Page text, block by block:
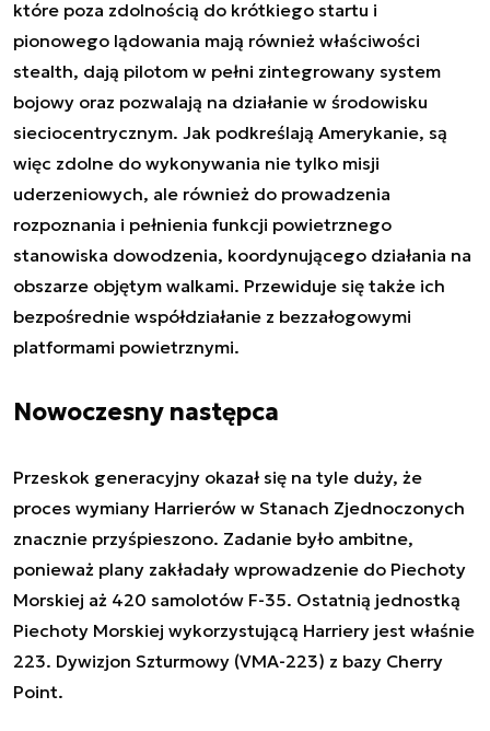
które poza zdolnością do krótkiego startu i
pionowego lądowania mają również właściwości
stealth, dają pilotom w pełni zintegrowany system
bojowy oraz pozwalają na działanie w środowisku
sieciocentrycznym. Jak podkreślają Amerykanie, są
więc zdolne do wykonywania nie tylko misji
uderzeniowych, ale również do prowadzenia
rozpoznania i pełnienia funkcji powietrznego
stanowiska dowodzenia, koordynującego działania na
obszarze objętym walkami. Przewiduje się także ich
bezpośrednie współdziałanie z bezzałogowymi
platformami powietrznymi.
Nowoczesny następca
Przeskok generacyjny okazał się na tyle duży, że
proces wymiany Harrierów w Stanach Zjednoczonych
znacznie przyśpieszono. Zadanie było ambitne,
ponieważ plany zakładały wprowadzenie do Piechoty
Morskiej aż 420 samolotów F-35. Ostatnią jednostką
Piechoty Morskiej wykorzystującą Harriery jest właśnie
223. Dywizjon Szturmowy (VMA-223) z bazy Cherry
Point.